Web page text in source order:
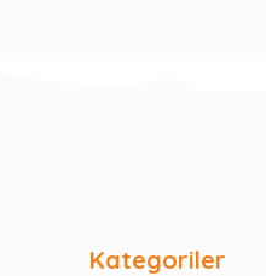
Kategoriler